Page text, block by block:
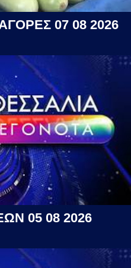
07 08 2026
05 08 2026